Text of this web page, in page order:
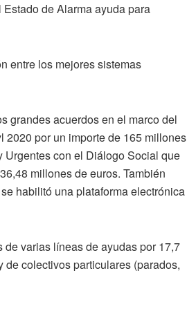
de Alarma ayuda para
entre los mejores sistemas
grandes acuerdos en el marco del
por un importe de 165 millones
Urgentes con el Diálogo Social que
millones de euros. También
habilitó una plataforma electrónica
varias líneas de ayudas por 17,7
colectivos particulares (parados,